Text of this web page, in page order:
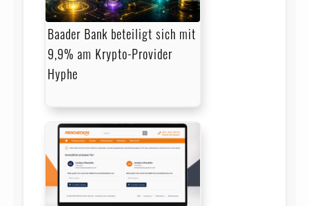
Baader Bank beteiligt sich mit
9,9% am Krypto-Provider
Hyphe